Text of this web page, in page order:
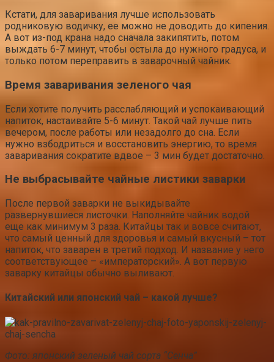
Кстати, для заваривания лучше использовать
родниковую водичку, ее можно не доводить до кипения.
А вот из-под крана надо сначала закипятить, потом
выждать 6-7 минут, чтобы остыла до нужного градуса, и
только потом переправить в заварочный чайник.
Время заваривания зеленого чая
Если хотите получить расслабляющий и успокаивающий
напиток, настаивайте 5-6 минут. Такой чай лучше пить
вечером, после работы или незадолго до сна. Если
нужно взбодриться и восстановить энергию, то время
заваривания сократите вдвое – 3 мин будет достаточно.
Не выбрасывайте чайные листики заварки
После первой заварки не выкидывайте
развернувшиеся листочки. Наполняйте чайник водой
еще как минимум 3 раза. Китайцы так и вовсе считают,
что самый ценный для здоровья и самый вкусный – тот
напиток, что заварен в третий подход. И название у него
соответствующее – «императорский». А вот первую
заварку китайцы обычно выливают.
Китайский или японский чай – какой лучше?
Фото: японский зеленый чай сорта “Сенча”